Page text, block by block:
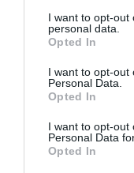
I want to opt-out
personal data.
Opted In
I want to opt-out
Personal Data.
Opted In
I want to opt-out
Personal Data
Opted In
© foto di S.S. Monopoli
calciomercatonon
ci sono già dei club
imminenti. Fari